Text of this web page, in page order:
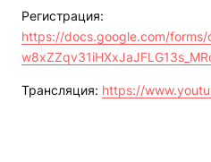
Регистрация:
https://docs.google.com/forms/
Трансляция: https://